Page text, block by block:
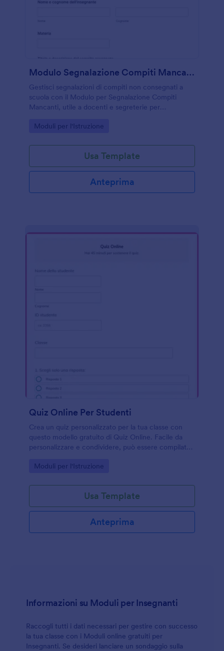
Modulo Segnalazione Compiti Mancanti
Gestisci segnalazioni di compiti non consegnati a
scuola con il Modulo per Segnalazione Compiti
Mancanti, utile a docenti e segreterie per
con le famiglie tramite Jotform.
Go to Category:
Moduli per l'Istruzione
Usa Template
Anteprima
Quiz Online Per Studenti
Crea un quiz personalizzato per la tua classe con
questo modello gratuito di Quiz Online. Facile da
personalizzare e condividere, può essere compilato
distanza!
Go to Category:
Moduli per l'Istruzione
Usa Template
Anteprima
Informazioni su Moduli per Insegnanti
Raccogli tutti i dati necessari per gestire con successo
la tua classe con i Moduli online gratuiti per
Insegnanti. Se desideri lanciare un sondaggio sulla